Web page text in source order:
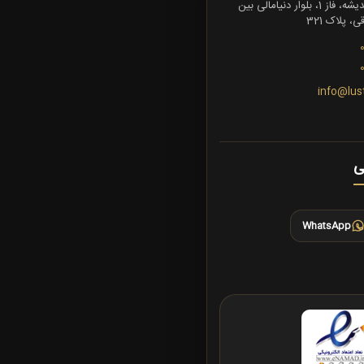
تهران، شهرک اندیشه، فاز 1، بلوار دنیامالی بین
پلاک 321
WhatsApp